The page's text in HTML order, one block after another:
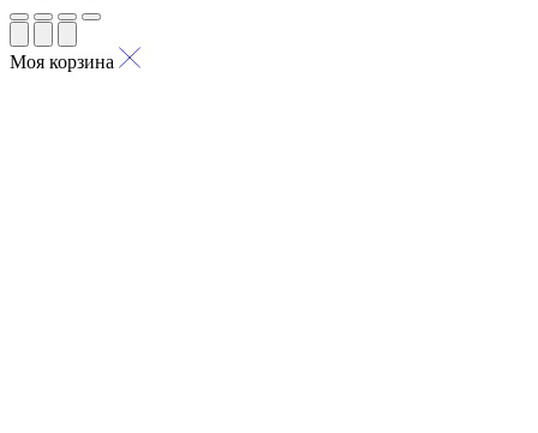
Моя корзина